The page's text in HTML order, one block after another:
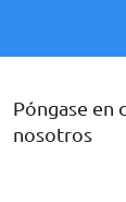
Póngase en
nosotros